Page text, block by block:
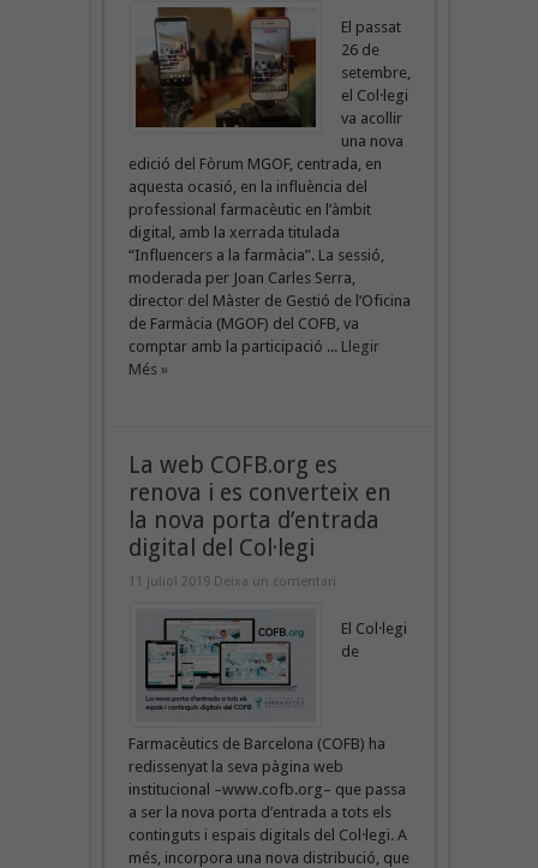
El passat
26 de
setembre,
el Col·legi
va acollir
una nova
edició del Fòrum MGOF, centrada, en
aquesta ocasió, en la influència del
professional farmacèutic en l’àmbit
digital, amb la xerrada titulada
“Influencers a la farmàcia”. La sessió,
moderada per Joan Carles Serra,
director del Màster de Gestió de l’Oficina
de Farmàcia (MGOF) del COFB, va
comptar amb la participació ... Llegir
Més »
La web COFB.org es
renova i es converteix en
la nova porta d’entrada
digital del Col·legi
11 juliol 2019 Deixa un comentari
El Col·legi
de
Farmacèutics de Barcelona (COFB) ha
redissenyat la seva pàgina web
institucional –www.cofb.org– que passa
a ser la nova porta d’entrada a tots els
continguts i espais digitals del Col·legi. A
més, incorpora una nova distribució, que